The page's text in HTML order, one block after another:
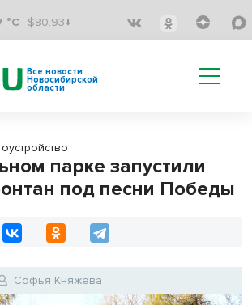
°C $80.93↓
Все новости
Новосибирской
области
парке запустили
под песни Победы
Софья Княжева